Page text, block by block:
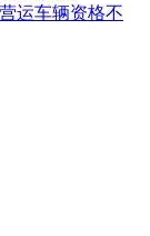
运车辆资格不